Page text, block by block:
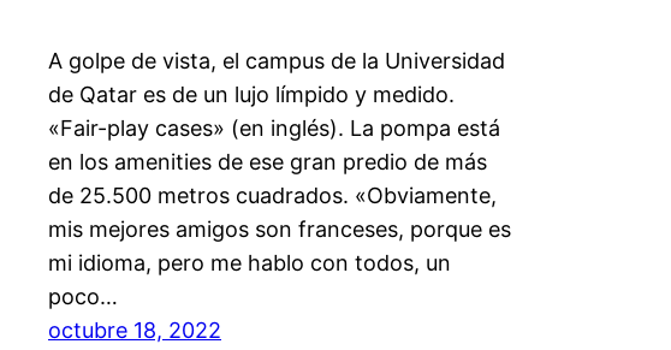
A golpe de vista, el campus de la Universidad
de Qatar es de un lujo límpido y medido.
«Fair-play cases» (en inglés). La pompa está
en los amenities de ese gran predio de más
de 25.500 metros cuadrados. «Obviamente,
mis mejores amigos son franceses, porque es
mi idioma, pero me hablo con todos, un
poco…
octubre 18, 2022